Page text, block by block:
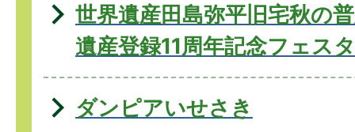
世界遺産田島弥平旧宅秋の
遺産登録11周年記念フェス
ダンピアいせさき